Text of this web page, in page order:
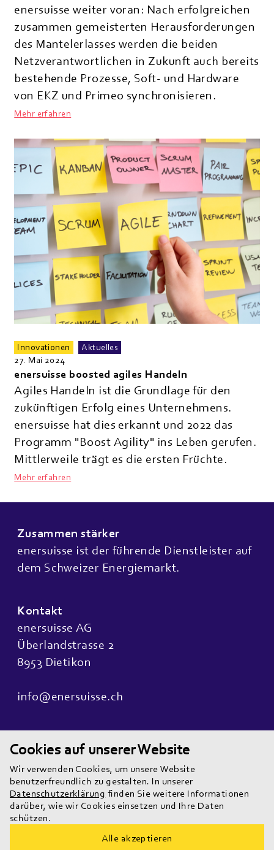
enersuisse weiter voran: Nach erfolgreichen
zusammen gemeisterten Herausforderungen
des Mantelerlasses werden die beiden
Netzverantwortlichen in Zukunft auch bereits
bestehende Prozesse, Soft- und Hardware
von EKZ und Primeo synchronisieren.
Mehr erfahren
Innovationen
Aktuelles
27. Mai 2024
enersuisse boosted agiles Handeln
Agiles Handeln ist die Grundlage für den
zukünftigen Erfolg eines Unternehmens.
enersuisse hat dies erkannt und 2022 das
Programm "Boost Agility" ins Leben gerufen.
Mittlerweile trägt es die ersten Früchte.
Mehr erfahren
Zusammen stärker
enersuisse ist der führende Dienstleister auf
dem Schweizer Energiemarkt.
Kontakt
enersuisse AG
Überlandstrasse 2
8953 Dietikon
info@enersuisse.ch
Wir sind
Unsere Teams
News
Karriere
Cookies auf unserer Website
Wir verwenden Cookies, um unsere Website
benutzerfreundlich zu gestalten. In unserer
Datenschutzerklärung finden Sie weitere Informationen
darüber, wie wir Cookies einsetzen und Ihre Daten
schützen.
Alle akzeptieren